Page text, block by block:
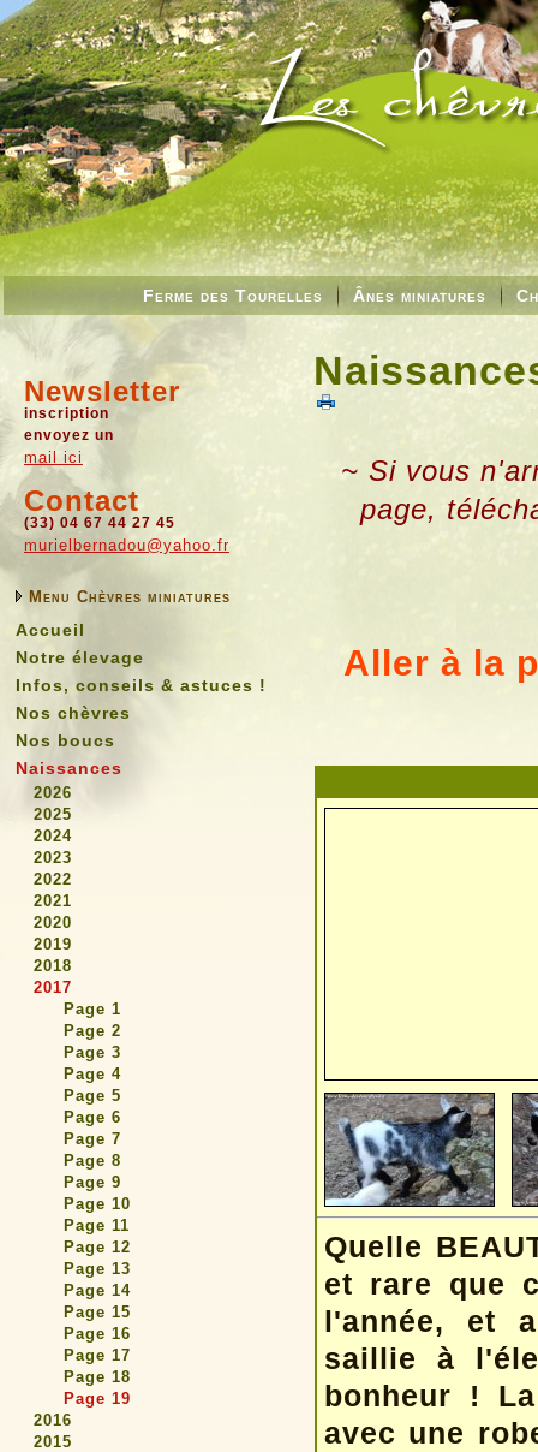
Ferme des Tourelles Ânes miniatures
Newsletter
inscription
envoyez un
mail ici
Contact
(33) 04 67 44 27 45
murielbernadou@yahoo.fr
Menu Chèvres miniatures
Accueil
Notre élevage
Infos, conseils & astuces !
Nos chèvres
Nos boucs
Naissances
2026
2025
2024
2023
2022
2021
2020
2019
2018
2017
Page 1
Page 2
Page 3
Page 4
Page 5
Page 6
Page 7
Page 8
Page 9
Page 10
Page 11
Page 12
Page 13
Page 14
Page 15
Page 16
Page 17
Page 18
Page 19
2016
2015
~ Si vous
page,
Aller à la
Quelle
et rare que
l'année, et
saillie à
bonheur !
avec une